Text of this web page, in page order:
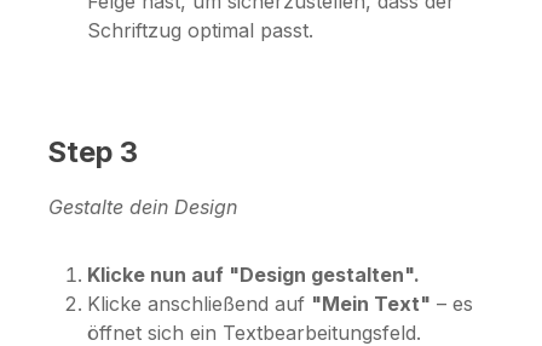
Schriftzug optimal passt.
Step 3
Gestalte dein Design
Klicke nun auf "Design gestalten".
Klicke anschließend auf "Mein Text" – es
öffnet sich ein Textbearbeitungsfeld.